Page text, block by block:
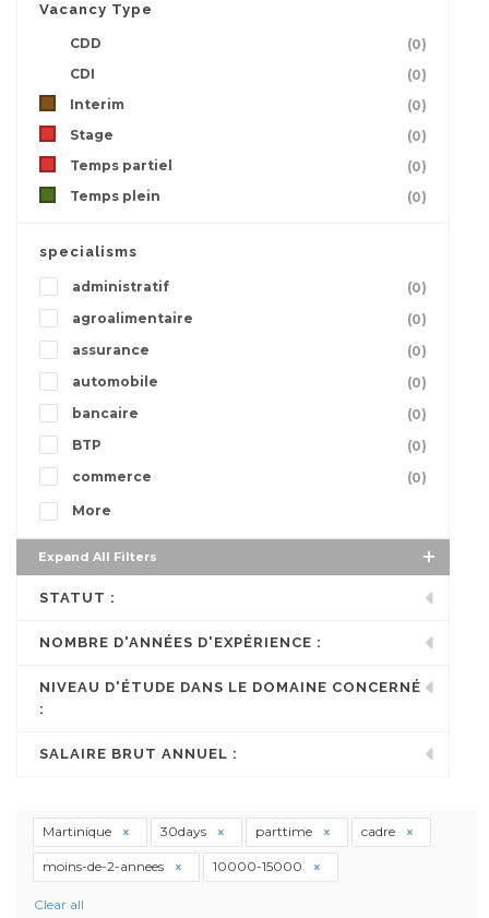
Vacancy Type
CDD
(0)
CDI
(0)
Interim
(0)
Stage
(0)
Temps partiel
(0)
Temps plein
(0)
specialisms
administratif
(0)
agroalimentaire
(0)
assurance
(0)
automobile
(0)
bancaire
(0)
BTP
(0)
commerce
(0)
More
Expand All Filters
STATUT :
NOMBRE D'ANNÉES D'EXPÉRIENCE :
NIVEAU D'ÉTUDE DANS LE DOMAINE CONCERNÉ
:
SALAIRE BRUT ANNUEL :
Martinique 30days parttime cadre
moins-de-2-annees 10000-15000
Clear all